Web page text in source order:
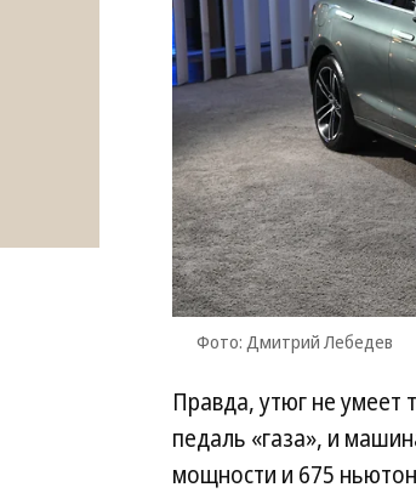
Фото: Дмитрий Лебедев
Правда, утюг не
педаль «газа», и
мощности и 675